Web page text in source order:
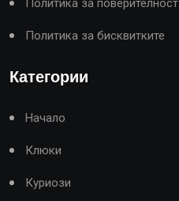
Политика за поверителност
Политика за бисквитките
Категории
Начало
Клюки
Куриози